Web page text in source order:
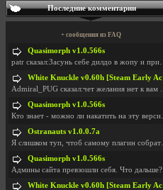
Последние комментарии
+ сообщения из FAQ
Quasimorph v1.0.566s
patr сказал:Засунь себе дилдо в жопу и пришли фотк
White Knuckle v0.60h [Steam Early Access]
Admiral_PUG сказал:чет желания нет к вам сюда захо
Quasimorph v1.0.566s
Кто знает - можно ли накатить на эту версию моды?
Ostranauts v1.0.0.7a
Я слишком туп, чтоб самому плагин собрать. И что-т
Quasimorph v1.0.566s
Админы сайта превзошли себя. Что дальше? Засунь се
White Knuckle v0.60h [Steam Early Access]